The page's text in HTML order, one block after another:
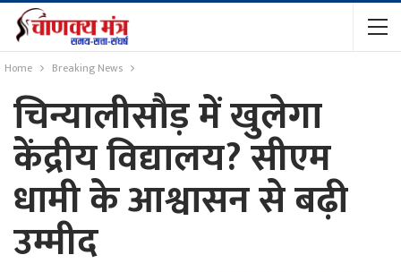
Home Breaking News
चिन्यालीसौड़ में खुलेगा
केंद्रीय विद्यालय? सीएम
धामी के आश्वासन से बढ़ी
उम्मीद